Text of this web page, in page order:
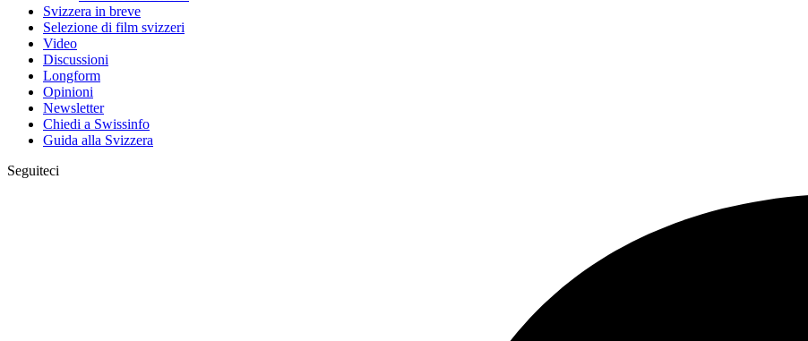
Svizzera in breve
Selezione di film svizzeri
Video
Discussioni
Longform
Opinioni
Newsletter
Chiedi a Swissinfo
Guida alla Svizzera
Seguiteci